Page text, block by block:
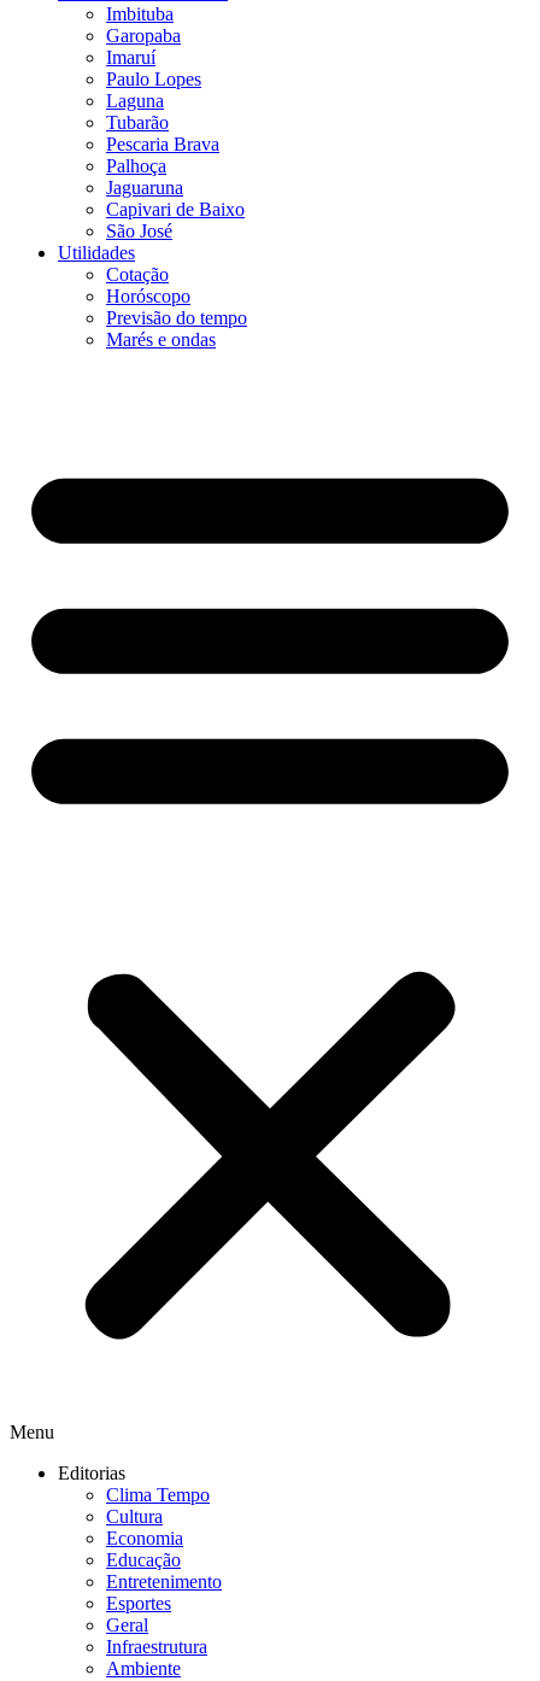
Imbituba
Garopaba
Imaruí
Paulo Lopes
Laguna
Tubarão
Pescaria Brava
Palhoça
Jaguaruna
Capivari de Baixo
São José
Utilidades
Cotação
Horóscopo
Previsão do tempo
Marés e ondas
Menu
Editorias
Clima Tempo
Cultura
Economia
Educação
Entretenimento
Esportes
Geral
Infraestrutura
Ambiente